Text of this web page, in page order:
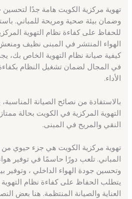
تهوية مركزية الكويت هامة جدًا لتحسين
وضمان بيئة صحية ومريحة للمباني.
للحفاظ على كفاءة نظام التهوية
الهواء المنتشر في المبنى نظيف
كيفية صيانة نظام التهوية الخاص بك،
في المجال لضمان تشغيل النظام
الأداء.
بالاستفادة من نصائح الصيانة
التهوية المركزية في الكويت بحالة
النقي والمريح في المبنى.
تهوية مركزية الكويت هي جزء حيوي من
المباني. تلعب دورًا حاسمًا في توفير
وتحسين جودة الهواء الداخلي ، وتوفير
يتطلب الحفاظ على كفاءة نظام
العناية والصيانة المنتظمة. هنا بعض